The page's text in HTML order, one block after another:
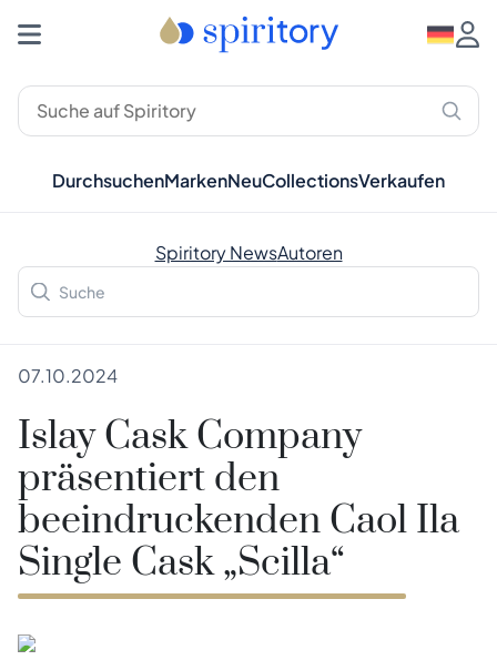
DurchsuchenMarkenNeuCollectionsVerkaufen
Spiritory NewsAutoren
07.10.2024
Islay Cask Company
präsentiert den
beeindruckenden Caol Ila
Single Cask „Scilla“